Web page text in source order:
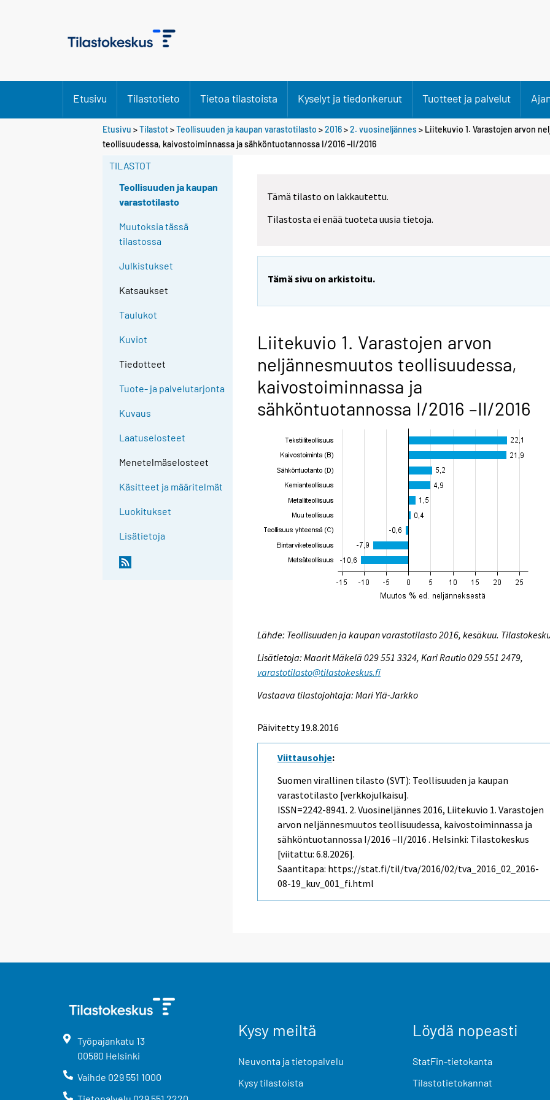
Etusivu Tilastotieto Tietoa tilastoista Kyselyt ja tiedonkeruut Tuotteet ja palvelut
Etusivu >Tilastot>Teollisuuden ja kaupan varastotilasto >2016>2. vuosineljännes> Liitekuvio 1. Varastojen arvon
teollisuudessa, kaivostoiminnassa ja sähköntuotannossa I/2016 –II/2016
TILASTOT
Teollisuuden ja kaupan
varastotilasto
Muutoksia tässä
tilastossa
Julkistukset
Katsaukset
Taulukot
Kuviot
Tiedotteet
Tuote- ja palvelutarjonta
Kuvaus
Laatuselosteet
Menetelmäselosteet
Käsitteet ja määritelmät
Luokitukset
Lisätietoja
Tämä tilasto on lakkautettu.
Tilastosta ei enää tuoteta uusia tietoja.
Tämä sivu on arkistoitu.
Liitekuvio 1. Varastojen arvon
neljännesmuutos teollisuudessa,
kaivostoiminnassa ja
sähköntuotannossa I/2016 –II/2016
Lähde: Teollisuuden ja kaupan varastotilasto 2016, kesäkuu.
Lisätietoja: Maarit Mäkelä 029 551 3324, Kari Rautio 029 551 2479,
varastotilasto@tilastokeskus.fi
Vastaava tilastojohtaja: Mari Ylä-Jarkko
Päivitetty 19.8.2016
Viittausohje:
Suomen virallinen tilasto (SVT): Teollisuuden ja kaupan
varastotilasto [verkkojulkaisu].
ISSN=2242-8941. 2. Vuosineljännes 2016, Liitekuvio 1. Varastojen
arvon neljännesmuutos teollisuudessa, kaivostoiminnassa ja
sähköntuotannossa I/2016 –II/2016 . Helsinki: Tilastokeskus
[viitattu: 6.8.2026].
Saantitapa: https://stat.fi/til/tva/2016/02/tva_2016_02_2016-
08-19_kuv_001_fi.html
Työpajankatu 13
00580 Helsinki
Vaihde 029 551 1000
Kysy meiltä
Neuvonta ja tietopalvelu
Kysy tilastoista
Löydä nopeasti
StatFin-tietokanta
Tilastotietokannat